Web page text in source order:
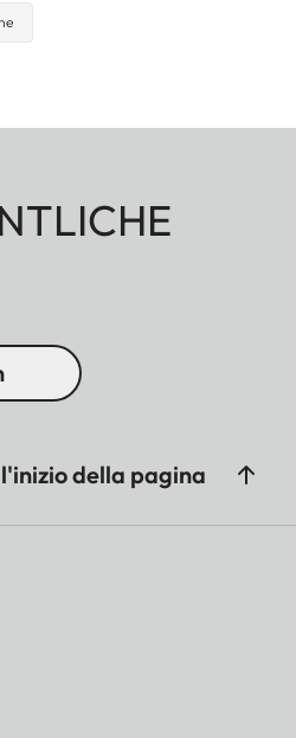
della pagina